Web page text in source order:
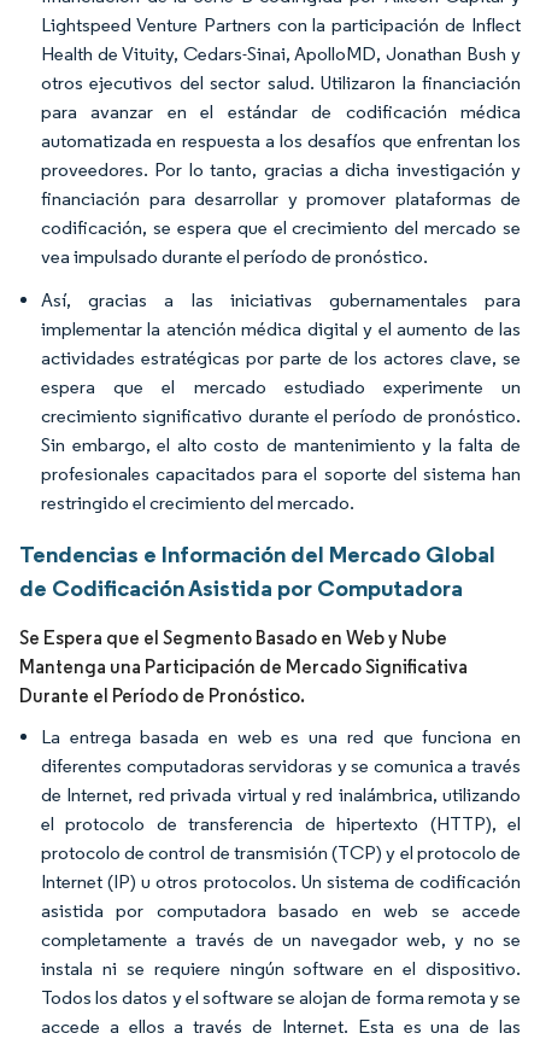
Lightspeed Venture Partners con la participación de Inflect
Health de Vituity, Cedars-Sinai, ApolloMD, Jonathan Bush y
otros ejecutivos del sector salud. Utilizaron la financiación
para avanzar en el estándar de codificación médica
automatizada en respuesta a los desafíos que enfrentan los
proveedores. Por lo tanto, gracias a dicha investigación y
financiación para desarrollar y promover plataformas de
codificación, se espera que el crecimiento del mercado se
vea impulsado durante el período de pronóstico.
Así, gracias a las iniciativas gubernamentales para
implementar la atención médica digital y el aumento de las
actividades estratégicas por parte de los actores clave, se
espera que el mercado estudiado experimente un
crecimiento significativo durante el período de pronóstico.
Sin embargo, el alto costo de mantenimiento y la falta de
profesionales capacitados para el soporte del sistema han
restringido el crecimiento del mercado.
Tendencias e Información del Mercado Global
de Codificación Asistida por Computadora
Se Espera que el Segmento Basado en Web y Nube
Mantenga una Participación de Mercado Significativa
Durante el Período de Pronóstico.
La entrega basada en web es una red que funciona en
diferentes computadoras servidoras y se comunica a través
de Internet, red privada virtual y red inalámbrica, utilizando
el protocolo de transferencia de hipertexto (HTTP), el
protocolo de control de transmisión (TCP) y el protocolo de
Internet (IP) u otros protocolos. Un sistema de codificación
asistida por computadora basado en web se accede
completamente a través de un navegador web, y no se
instala ni se requiere ningún software en el dispositivo.
Todos los datos y el software se alojan de forma remota y se
accede a ellos a través de Internet. Esta es una de las